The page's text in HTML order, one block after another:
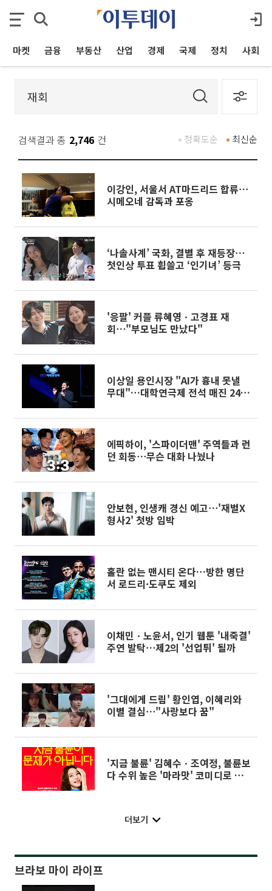
마켓 금융 부동산 산업 경제 국제 정치 사회
검색결과 총 2,746 건 최신순
정확도순
이강인, 서울서 AT마드리드 합류⋯
시메오네 감독과 포옹
‘나솔사계’ 국화, 결별 후 재등장⋯
첫인상 투표 휩쓸고 ‘인기녀’ 등극
'응팔' 커플 류혜영ㆍ고경표 재
회⋯"부모님도 만났다"
이상일 용인시장 "AI가 흉내 못낼
무대"…대학연극제 전석 매진 24일
에픽하이, '스파이더맨' 주역들과 런
던 회동⋯무슨 대화 나눴나
안보현, 인생캐 경신 예고⋯'재벌X
형사2' 첫방 임박
홀란 없는 맨시티 온다…방한 명단
서 로드리·도쿠도 제외
이채민ㆍ노윤서, 인기 웹툰 '내죽결'
주연 발탁⋯제2의 '선업튀' 될까
'그대에게 드림' 황인엽, 이혜리와
이별 결심⋯"사랑보다 꿈"
'지금 불륜' 김혜수ㆍ조여정, 불륜보
다 수위 높은 '마라맛' 코미디로 재
더보기
브라보 마이 라이프